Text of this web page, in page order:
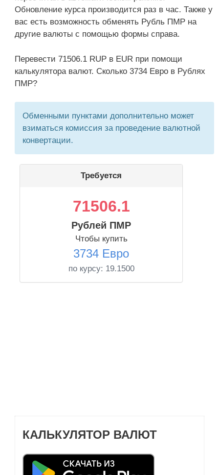
Обновление курса производится раз в час. Также у
вас есть возможность обменять Рубль ПМР на
другие валюты с помощью формы справа.
Перевести 71506.1 RUP в EUR при помощи
калькулятора валют. Сколько 3734 Евро в Рублях
ПМР?
Обменными пунктами дополнительно может
взиматься комиссия за проведение валютной
конвертации.
Требуется
71506.1
Рублей ПМР
Чтобы купить
3734 Евро
по курсу: 19.1500
КАЛЬКУЛЯТОР ВАЛЮТ